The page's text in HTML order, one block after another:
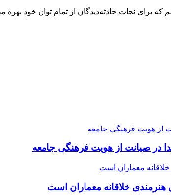
برای نجات حادثه‌دیدگان از تمام توان خود
در صیانت از هویت فرهنگی جامعه
خلاقانه معماران است